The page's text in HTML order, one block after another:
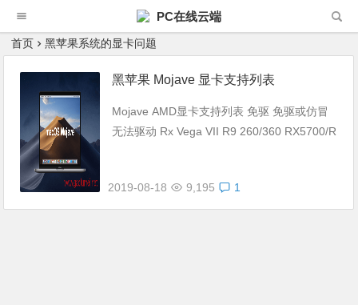
PC在线云端
首页 黑苹果系统的显卡问题
黑苹果 Mojave 显卡支持列表
Mojave AMD显卡支持列表 免驱 免驱或仿冒
无法驱动 Rx Vega VII R9 260/360 RX5700/R
2019-08-18
9,195 1